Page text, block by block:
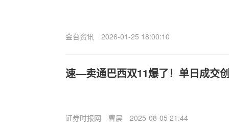
金台资讯 2026-01-25 18:00:10
速—卖通巴西双11爆了！单日成交
证券时报网 曹晨 2025-08-05 21:44